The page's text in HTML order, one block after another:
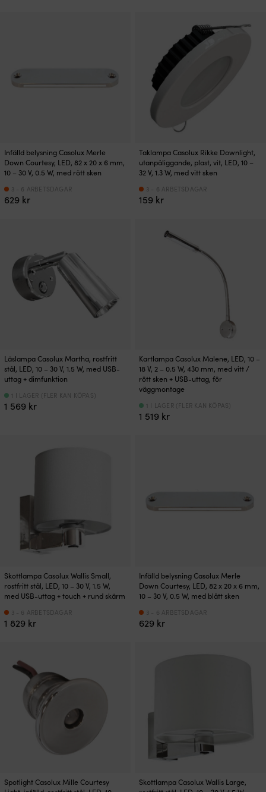
Infälld belysning Casolux Merle
Down Courtesy, LED, 82 x 20 x 6 mm,
10 – 30 V, 0.5 W, med rött sken
629 kr
3 - 6 ARBETSDAGAR
Taklampa Casolux Rikke Downlight,
utanpåliggande, plast, vit, LED, 10 –
32 V, 1.3 W, med vitt sken
159 kr
3 - 6 ARBETSDAGAR
Läslampa Casolux Martha, rostfritt
stål, LED, 10 – 30 V, 1.5 W, med USB-
uttag + dimfunktion
1 569 kr
1 I LAGER (FLER KAN KÖPAS)
Kartlampa Casolux Malene, LED, 10 –
18 V, 2 – 0.5 W, 430 mm, med vitt /
rött sken + USB-uttag, för
väggmontage
1 519 kr
1 I LAGER (FLER KAN KÖPAS)
Skottlampa Casolux Wallis Small,
rostfritt stål, LED, 10 – 30 V, 1.5 W,
med USB-uttag + touch + rund skärm
1 829 kr
3 - 6 ARBETSDAGAR
Infälld belysning Casolux Merle
Down Courtesy, LED, 82 x 20 x 6 mm,
10 – 30 V, 0.5 W, med blått sken
629 kr
3 - 6 ARBETSDAGAR
Spotlight Casolux Mille Courtesy
Skottlampa Casolux Wallis Large,